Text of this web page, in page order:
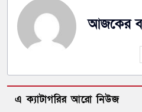
আজকের
এ ক্যাটাগরির আরো নিউজ